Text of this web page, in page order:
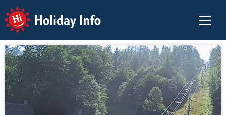
Holiday Info